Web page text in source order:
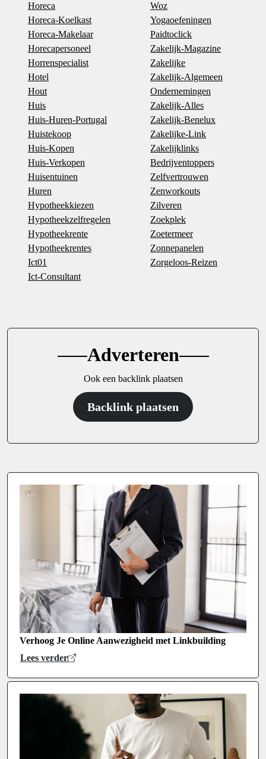
Horeca
Horeca-Koelkast
Horeca-Makelaar
Horecapersoneel
Horrenspecialist
Hotel
Hout
Huis
Huis-Huren-Portugal
Huistekoop
Huis-Kopen
Huis-Verkopen
Huisentuinen
Huren
Hypotheekkiezen
Hypotheekzelfregelen
Hypotheekrente
Hypotheekrentes
Ict01
Ict-Consultant
Woz
Yogaoefeningen
Paidtoclick
Zakelijk-Magazine
Zakelijke
Zakelijk-Algemeen
Ondernemingen
Zakelijk-Alles
Zakelijk-Benelux
Zakelijke-Link
Zakelijklinks
Bedrijventoppers
Zelfvertrouwen
Zenworkouts
Zilveren
Zoekplek
Zoetermeer
Zonnepanelen
Zorgeloos-Reizen
Adverteren
Ook een backlink plaatsen
Backlink plaatsen
Verhoog Je Online Aanwezigheid met Linkbuilding
Lees verder